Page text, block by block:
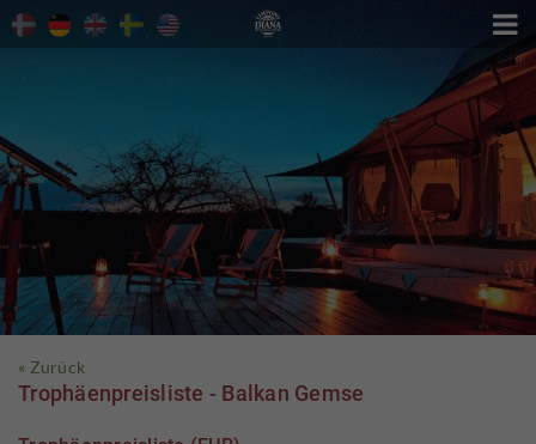

« Zurück
Trophäenpreisliste - Balkan Gemse